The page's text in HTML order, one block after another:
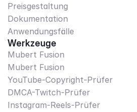
Preisgestaltung
Dokumentation
Anwendungsfälle
Werkzeuge
Mubert Fusion
Mubert Fusion
YouTube-Copyright-Prüfer
DMCA-Twitch-Prüfer
Instagram-Reels-Prüfer